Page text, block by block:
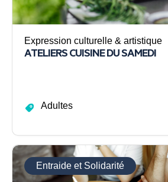
Expression culturelle & artistique
ATELIERS CUISINE DU SAMEDI
Adultes
Entraide et Solidarité